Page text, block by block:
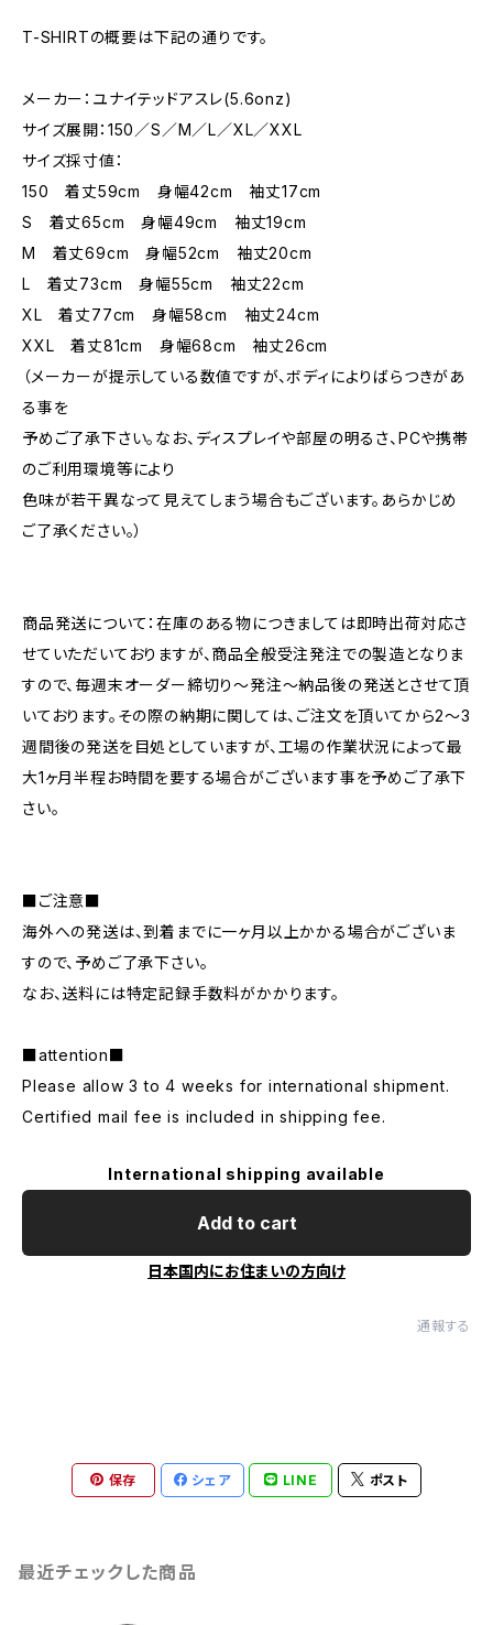
T-SHIRTの概要は下記の通りです。
メーカー：ユナイテッドアスレ(5.6onz)
サイズ展開：150／S／M／L／XL／XXL
サイズ採寸値：
150 着丈59cm 身幅42cm 袖丈17cm
S 着丈65cm 身幅49cm 袖丈19cm
M 着丈69cm 身幅52cm 袖丈20cm
L 着丈73cm 身幅55cm 袖丈22cm
XL 着丈77cm 身幅58cm 袖丈24cm
XXL 着丈81cm 身幅68cm 袖丈26cm
（メーカーが提示している数値ですが、ボディによりばらつきがあ
る事を
予めご了承下さい。なお、ディスプレイや部屋の明るさ、PCや携帯
のご利用環境等により
色味が若干異なって見えてしまう場合もございます。あらかじめ
ご了承ください。）
商品発送について：在庫のある物につきましては即時出荷対応さ
せていただいておりますが、商品全般受注発注での製造となりま
すので、毎週末オーダー締切り〜発注〜納品後の発送とさせて頂
いております。その際の納期に関しては、ご注文を頂いてから2〜3
週間後の発送を目処としていますが、工場の作業状況によって最
大1ヶ月半程お時間を要する場合がございます事を予めご了承下
さい。
■ご注意■
海外への発送は、到着までに一ヶ月以上かかる場合がございま
すので、予めご了承下さい。
なお、送料には特定記録手数料がかかります。
■attention■
Please allow 3 to 4 weeks for international shipment.
Certified mail fee is included in shipping fee.
International shipping available
Add to cart
日本国内にお住まいの方向け
通報する
保存 シェア LINE ポスト
最近チェックした商品